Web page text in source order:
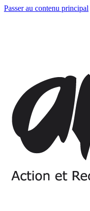
Passer au contenu principal